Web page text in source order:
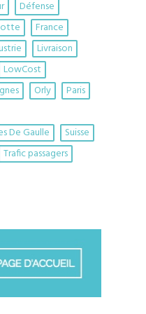
Défense
France
Livraison
LowCost
Orly
Paris
De Gaulle
Suisse
Trafic passagers